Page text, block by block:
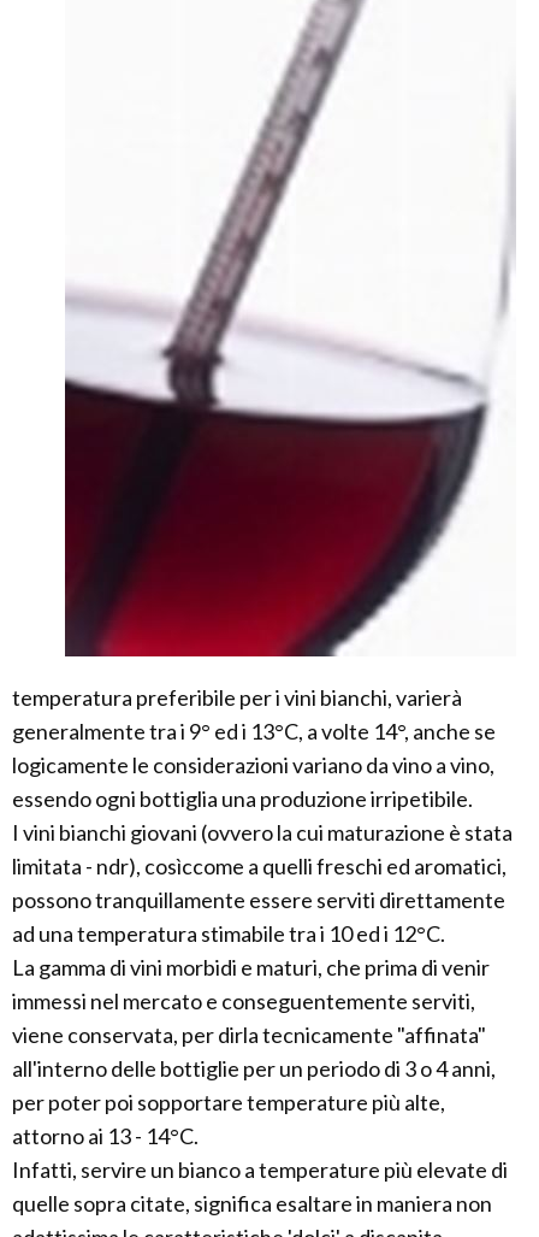
temperatura preferibile per i vini bianchi, varierà
generalmente tra i 9° ed i 13°C, a volte 14°, anche se
logicamente le considerazioni variano da vino a vino,
essendo ogni bottiglia una produzione irripetibile.
I vini bianchi giovani (ovvero la cui maturazione è stata
limitata - ndr), cosìccome a quelli freschi ed aromatici,
possono tranquillamente essere serviti direttamente
ad una temperatura stimabile tra i 10 ed i 12°C.
La gamma di vini morbidi e maturi, che prima di venir
immessi nel mercato e conseguentemente serviti,
viene conservata, per dirla tecnicamente "affinata"
all'interno delle bottiglie per un periodo di 3 o 4 anni,
per poter poi sopportare temperature più alte,
attorno ai 13 - 14°C.
Infatti, servire un bianco a temperature più elevate di
quelle sopra citate, significa esaltare in maniera non